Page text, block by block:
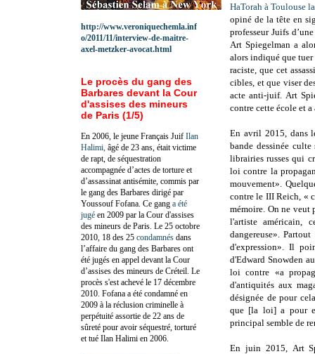
HaTorah à Toulouse
opiné de la tête en
professeur Juifs
Art Spiegelman a
alors indiqué que tuer
raciste, que cet
cibles, et que viser
acte anti-juif. Art
contre cette école et
En avril 2015, dans
bande dessinée
librairies russes qui
loi contre la
mouvement».
contre le III Reich, «
mémoire. On ne veut
l'artiste américain,
dangereuse».
d'expression». Il
d'Edward Snowden
loi contre «a
d'antiquités aux
désignée de pour
que [la loi] a pour
principal semble de
En juin 2015, Art
http://www.veroniquechemla.inf
o/2011/11/interview-de-maitre-
axel-metzker-avocat.html
Le procès du gang des
Barbares devant la Cour
d'assises des mineurs
de Paris (1/5)
En 2006, le jeune Français Juif Ilan
Halimi, âgé de 23 ans, était victime
de rapt, de séquestration
accompagnée d’actes de torture et
d’assassinat antisémite, commis par
le gang des Barbares dirigé par
Youssouf Fofana. Ce gang a été
jugé en 2009 par la Cour d'assises
des mineurs de Paris. Le 25 octobre
2010, 18 des 25 condamnés dans
l’affaire du gang des Barbares ont
été jugés en appel devant la Cour
d’assises des mineurs de Créteil. Le
procès s'est achevé le 17 décembre
2010. Fofana a été condamné en
2009 à la réclusion criminelle à
perpétuité assortie de 22 ans de
sûreté pour avoir séquestré, torturé
et tué Ilan Halimi en 2006.